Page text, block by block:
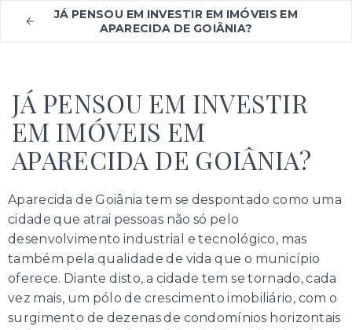
JÁ PENSOU EM INVESTIR EM IMÓVEIS EM
APARECIDA DE GOIÂNIA?
JÁ PENSOU EM INVESTIR
EM IMÓVEIS EM
APARECIDA DE GOIÂNIA?
Aparecida de Goiânia tem se despontado como uma
cidade que atrai pessoas não só pelo
desenvolvimento industrial e tecnológico, mas
também pela qualidade de vida que o município
oferece. Diante disto, a cidade tem se tornado, cada
vez mais, um pólo de crescimento imobiliário, com o
surgimento de dezenas de condomínios horizontais